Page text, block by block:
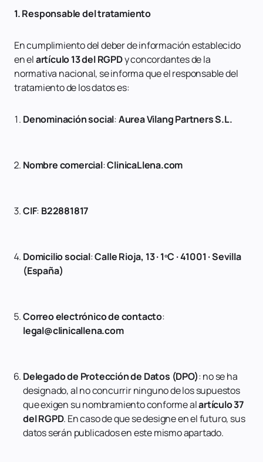
1. Responsable del tratamiento
En cumplimiento del deber de información establecido
en elartículo 13 del RGPDy concordantes de la
normativa nacional, se informa que el responsable del
tratamiento de los datos es:
Denominación social:Aurea Vilang Partners S.L.
Nombre comercial:ClinicaLlena.com
CIF: B22881817
Domicilio social:Calle Rioja, 13 · 1ºC · 41001 · Sevilla
(España)
Correo electrónico de contacto:
legal@clinicallena.com
Delegado de Protección de Datos (DPO): no se ha
designado, al no concurrir ninguno de los supuestos
que exigen su nombramiento conforme alartículo 37
del RGPD. En caso de que se designe en el futuro, sus
datos serán publicados en este mismo apartado.